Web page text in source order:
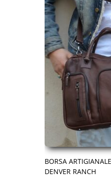
BORSA
DENVER RANCH